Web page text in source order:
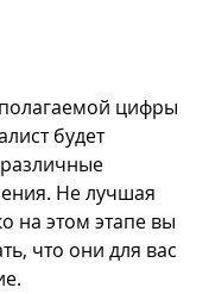
будет
Не лучшая
на этом этапе вы
что они для вас